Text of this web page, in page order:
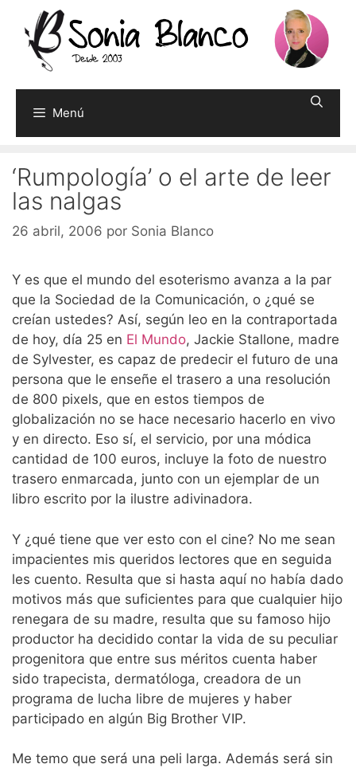
contenido
Menú
‘Rumpología’ o el arte de leer
las nalgas
26 abril, 2006 por Sonia Blanco
Y es que el mundo del esoterismo avanza a la par
que la Sociedad de la Comunicación, o ¿qué se
creían ustedes? Así, según leo en la contraportada
de hoy, día 25 en El Mundo, Jackie Stallone, madre
de Sylvester, es capaz de predecir el futuro de una
persona que le enseñe el trasero a una resolución
de 800 pixels, que en estos tiempos de
globalización no se hace necesario hacerlo en vivo
y en directo. Eso sí, el servicio, por una módica
cantidad de 100 euros, incluye la foto de nuestro
trasero enmarcada, junto con un ejemplar de un
libro escrito por la ilustre adivinadora.
Y ¿qué tiene que ver esto con el cine? No me sean
impacientes mis queridos lectores que en seguida
les cuento. Resulta que si hasta aquí no había dado
motivos más que suficientes para que cualquier hijo
renegara de su madre, resulta que su famoso hijo
productor ha decidido contar la vida de su peculiar
progenitora que entre sus méritos cuenta haber
sido trapecista, dermatóloga, creadora de un
programa de lucha libre de mujeres y haber
participado en algún Big Brother VIP.
Me temo que será una peli larga. Además será sin